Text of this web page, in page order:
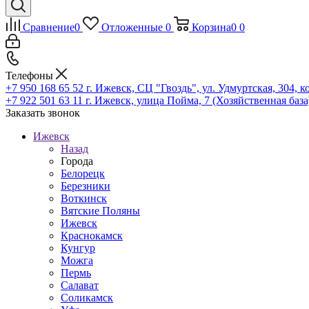
Сравнение0 Отложенные 0 Корзина0 0
Телефоны
+7 950 168 65 52 г. Ижевск, СЦ "Гвоздь", ул. Удмуртская, 304,
+7 922 501 63 11 г. Ижевск, улица Пойма, 7 (Хозяйственная
Заказать звонок
Ижевск
Назад
Города
Белорецк
Березники
Воткинск
Вятские Поляны
Ижевск
Краснокамск
Кунгур
Можга
Пермь
Салават
Соликамск